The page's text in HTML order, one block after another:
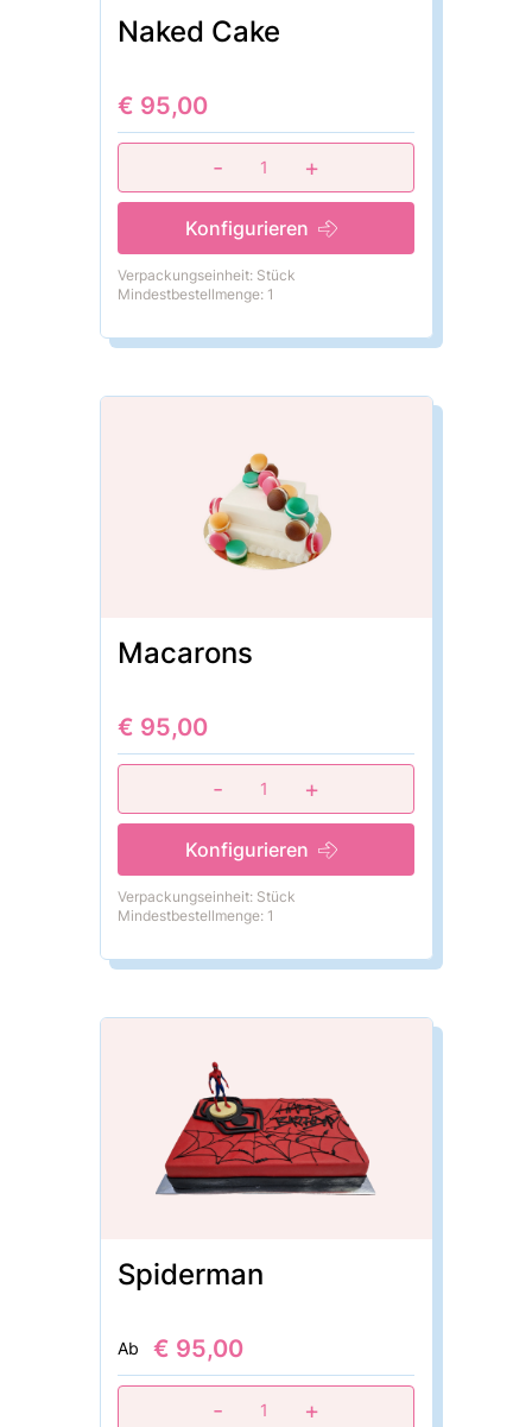
Naked Cake
€ 95,00
- 1 +
Konfigurieren
Verpackungseinheit: Stück
Mindestbestellmenge: 1
Macarons
€ 95,00
- 1 +
Konfigurieren
Verpackungseinheit: Stück
Mindestbestellmenge: 1
Spiderman
Ab € 95,00
- 1 +